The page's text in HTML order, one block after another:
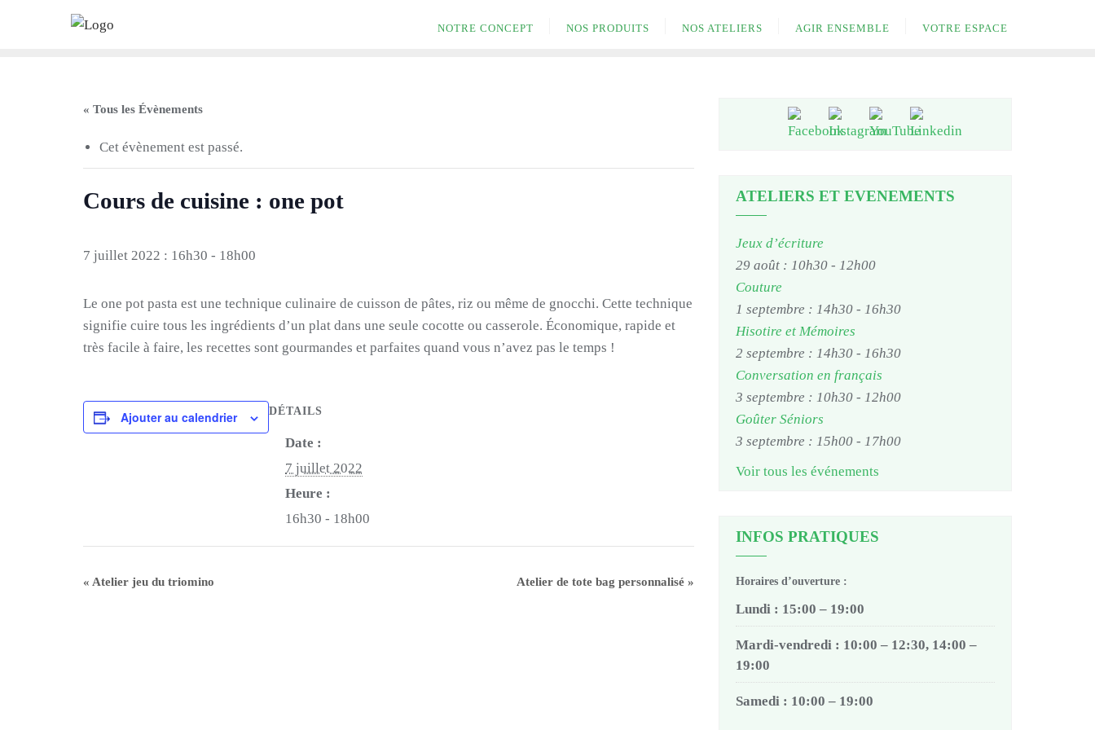
NOTRE CONCEPT NOS PRODUITS NOS ATELIERS AGIR ENSEMBLE VOTRE ESPACE
« Tous les Évènements
Cet évènement est passé.
Cours de cuisine : one pot
7 juillet 2022 : 16h30 - 18h00
Le one pot pasta est une technique culinaire de cuisson de pâtes, riz ou même de gnocchi. Cette technique
signifie cuire tous les ingrédients d’un plat dans une seule cocotte ou casserole. Économique, rapide et
très facile à faire, les recettes sont gourmandes et parfaites quand vous n’avez pas le temps !
Ajouter au calendrier DÉTAILS
Date :
7 juillet 2022
Heure :
16h30 - 18h00
« Atelier jeu du triomino Atelier de tote bag personnalisé »
ATELIERS ET EVENEMENTS
Jeux d’écriture
29 août : 10h30 - 12h00
Couture
1 septembre : 14h30 - 16h30
Hisotire et Mémoires
2 septembre : 14h30 - 16h30
Conversation en français
3 septembre : 10h30 - 12h00
Goûter Séniors
3 septembre : 15h00 - 17h00
Voir tous les événements
INFOS PRATIQUES
Horaires d’ouverture :
Lundi : 15:00 – 19:00
Mardi-vendredi : 10:00 – 12:30, 14:00 –
19:00
Samedi : 10:00 – 19:00